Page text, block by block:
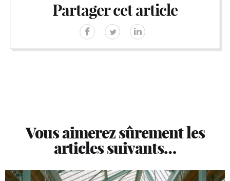
Partager cet article
Vous aimerez sûrement les
articles suivants…